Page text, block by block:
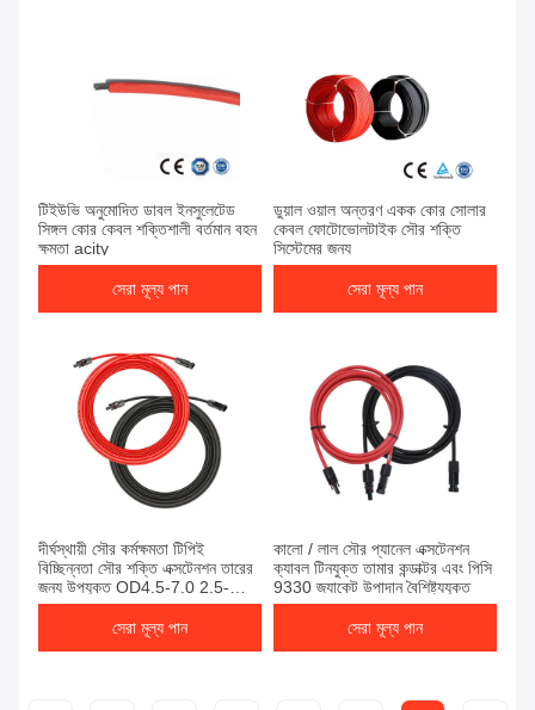
টিইউভি অনুমোদিত ডাবল ইনসুলেটেড
সিঙ্গল কোর কেবল শক্তিশালী বর্তমান বহন
ক্ষমতা acity
সেরা মূল্য পান
ডুয়াল ওয়াল অন্তরণ একক কোর সোলার
কেবল ফোটোভোলটাইক সৌর শক্তি
সিস্টেমের জন্য
সেরা মূল্য পান
দীর্ঘস্থায়ী সৌর কর্মক্ষমতা টিপিই
বিচ্ছিন্নতা সৌর শক্তি এক্সটেনশন তারের
জন্য উপযুক্ত OD4.5-7.0 2.5-
6.0mm2 উচ্চ ভোল্টেজ
সেরা মূল্য পান
কালো / লাল সৌর প্যানেল এক্সটেনশন
ক্যাবল টিনযুক্ত তামার কন্ডাক্টর এবং পিসি
9330 জ্যাকেট উপাদান বৈশিষ্ট্যযুক্ত
সেরা মূল্য পান